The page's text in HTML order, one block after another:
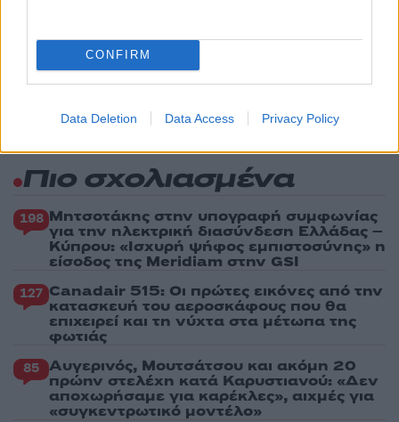
CONFIRM
Data Deletion Data Access Privacy Policy
Χημείας και στο «τιμόνι» της AI της Google
5Το πολωμένο μελτέμι που τροφοδότησε τις
φωτιές σε Αττική και Βοιωτία: «Από τα
χρόνων»
Πιο σχολιασμένα
198 Μητσοτάκης στην υπογραφή συμφωνίας
για την ηλεκτρική διασύνδεση Ελλάδας –
Κύπρου: «Ισχυρή ψήφος εμπιστοσύνης» η
είσοδος της Meridiam στην GSI
127 Canadair 515: Οι πρώτες εικόνες από την
κατασκευή του αεροσκάφους που θα
επιχειρεί και τη νύχτα στα μέτωπα της
φωτιάς
85 Αυγερινός, Μουτσάτσου και ακόμη 20
πρώην στελέχη κατά Καρυστιανού: «Δεν
αποχωρήσαμε για καρέκλες», αιχμές για
«συγκεντρωτικό μοντέλο»